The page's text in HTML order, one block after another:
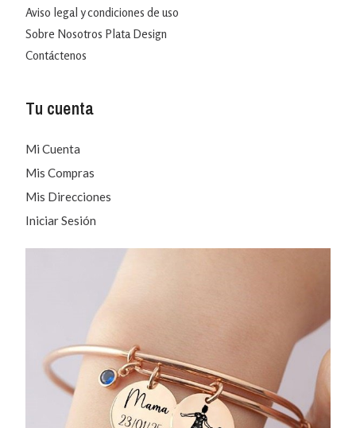
Aviso legal y condiciones de uso
Sobre Nosotros Plata Design
Contáctenos
Tu cuenta
Mi Cuenta
Mis Compras
Mis Direcciones
Iniciar Sesión